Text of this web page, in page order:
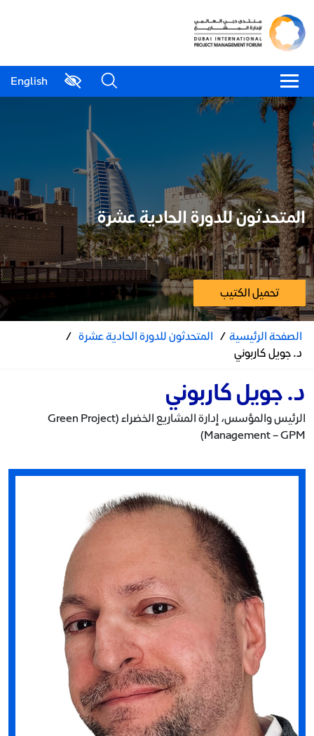
English
المتحدثون للدورة الحادية عشرة
تحميل الكتيب
الصفحة الرئيسية/ المتحدثون للدورة الحادية عشرة /
د. جويل كاربوني
د. جويل كاربوني
الرئيس والمؤسس، إدارة المشاريع الخضراء (Green Project
Management – GPM)